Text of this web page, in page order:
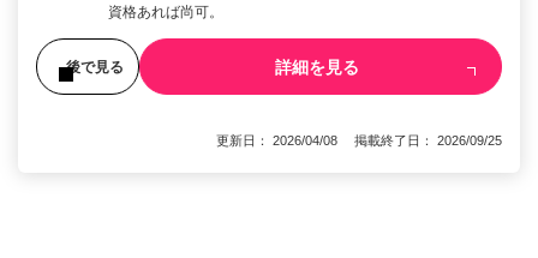
資格あれば尚可。
後で見る 詳細を見る
更新日： 2026/04/08 掲載終了日： 2026/09/25